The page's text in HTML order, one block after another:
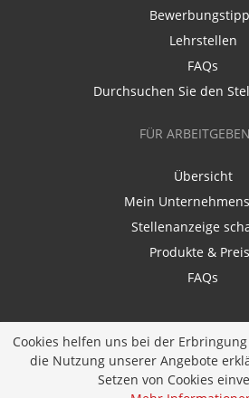
Lehrstellen
FAQs
Durchsuchen Sie den
FÜR
Übersicht
Mein
Stellenanzeige
Produkte &
FAQs
Cookies helfen uns bei der
die Nutzung unserer Angebote
Setzen von Cookies